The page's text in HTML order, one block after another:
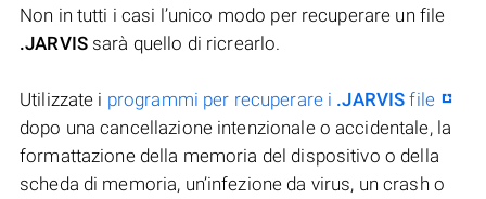
Non in tutti i casi l’unico modo per recuperare un file
.JARVISsarà quello di ricrearlo.
Utilizzate i programmi per recuperare i .JARVIS file
dopo una cancellazione intenzionale o accidentale, la
formattazione della memoria del dispositivo o della
scheda di memoria, un’infezione da virus, un crash o